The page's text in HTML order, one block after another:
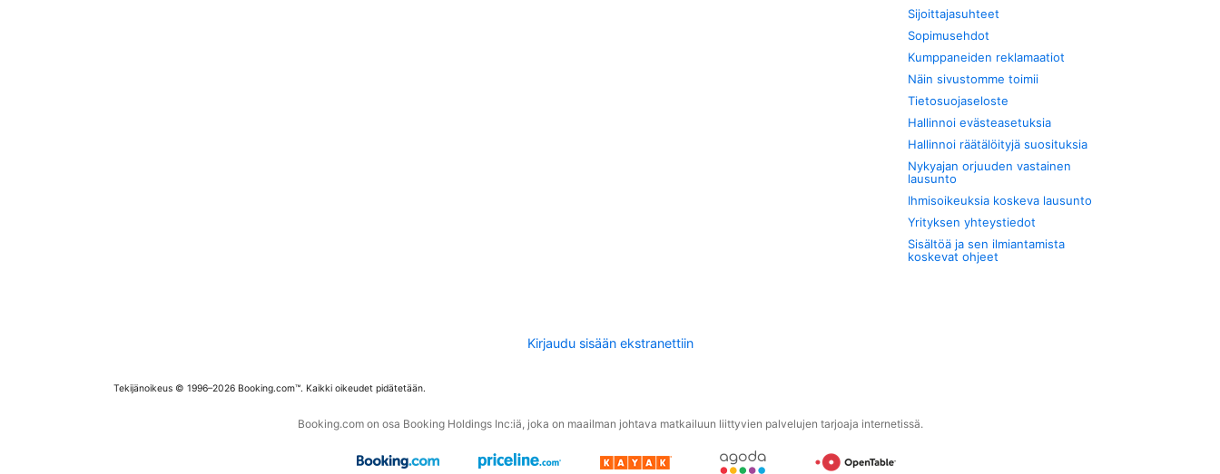
Sijoittajasuhteet
Sopimusehdot
Kumppaneiden reklamaatiot
Näin sivustomme toimii
Tietosuojaseloste
Hallinnoi evästeasetuksia
Hallinnoi räätälöityjä suosituksia
Nykyajan orjuuden vastainen
lausunto
Ihmisoikeuksia koskeva lausunto
Yrityksen yhteystiedot
Sisältöä ja sen ilmiantamista
koskevat ohjeet
Kirjaudu sisään ekstranettiin
Tekijänoikeus © 1996–2026 Booking.com™. Kaikki oikeudet pidätetään.
Booking.com on osa Booking Holdings Inc:iä, joka on maailman johtava matkailuun liittyvien palvelujen tarjoaja internetissä.